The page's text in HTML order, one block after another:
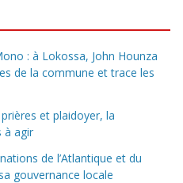
: à Lokossa, John Hounza
de la commune et trace les
et plaidoyer, la
à agir
de l’Atlantique et du
gouvernance locale